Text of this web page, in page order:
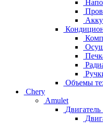
Объемы
Chery
Amulet
Двигатель